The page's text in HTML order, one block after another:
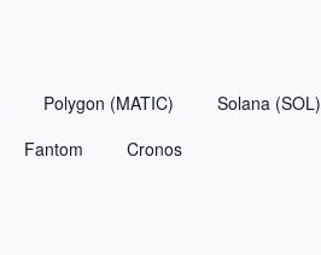
Polygon (MATIC)
Solana (SOL)
Fantom
Cronos